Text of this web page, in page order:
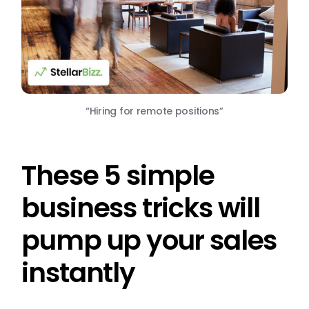
“Hiring for remote positions”
These 5 simple
business tricks will
pump up your sales
instantly